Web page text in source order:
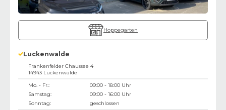
Hoppegarten
Luckenwalde
Frankenfelder Chaussee 4
14943 Luckenwalde
Mo. - Fr.:
09:00 - 18:00 Uhr
Samstag:
09:00 - 16:00 Uhr
Sonntag:
geschlossen